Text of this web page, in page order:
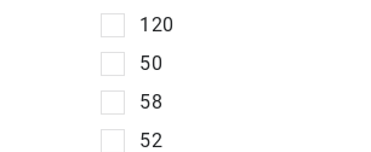
120
50
58
52